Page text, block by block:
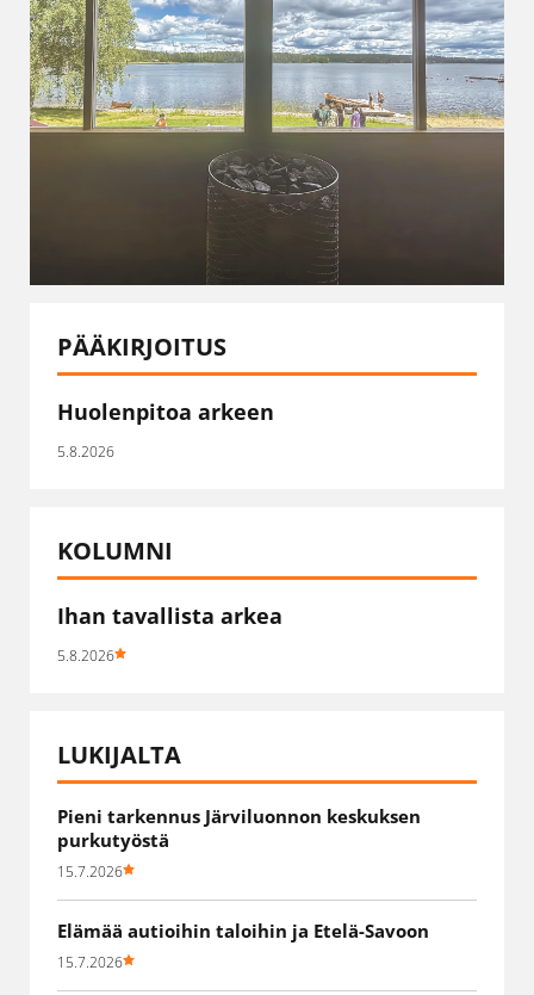
PÄÄKIRJOITUS
Huolenpitoa arkeen
5.8.2026
KOLUMNI
Ihan tavallista arkea
5.8.2026
LUKIJALTA
Pieni tarkennus Järviluonnon keskuksen
purkutyöstä
15.7.2026
Elämää autioihin taloihin ja Etelä-Savoon
15.7.2026